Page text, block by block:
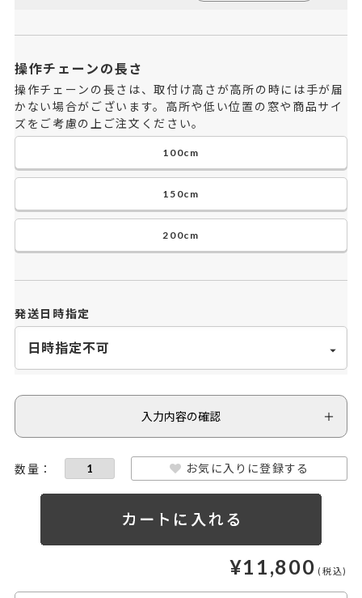
操作チェーンの長さ
操作チェーンの長さは、取付け高さが高所の時には手が届
かない場合がございます。高所や低い位置の窓や商品サイ
ズをご考慮の上ご注文ください。
100cm
150cm
200cm
発送日時指定
入力内容の確認
お気に入りに登録する
¥11,800